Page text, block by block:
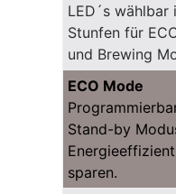
LED´s wählbar
Stunfen für
und Brewing
ECO Mode
Stand-by
sparen.